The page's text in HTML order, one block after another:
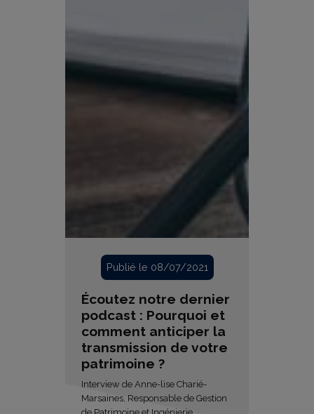
Publié le 08/07/2021
Écoutez notre dernier
podcast : Pourquoi et
comment anticiper la
transmission de votre
patrimoine ?
Interview de Anne-lise Charié-
Marsaines, Responsable de Gestion